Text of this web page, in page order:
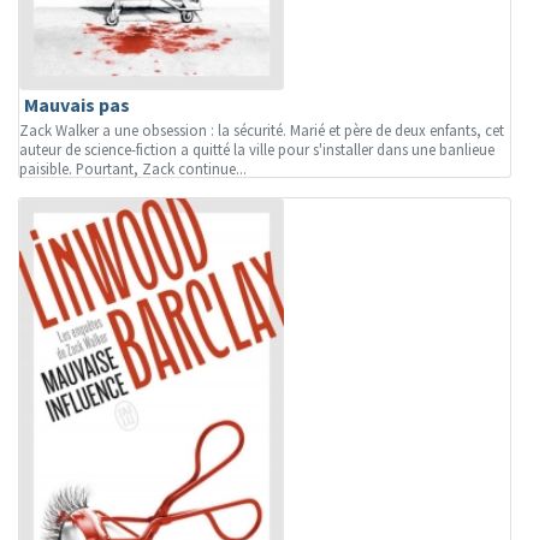
Mauvais pas
Zack Walker a une obsession : la sécurité. Marié et père de deux enfants, cet
auteur de science-fiction a quitté la ville pour s'installer dans une banlieue
paisible. Pourtant, Zack continue...